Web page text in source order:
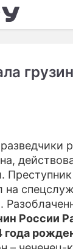
на
России
года